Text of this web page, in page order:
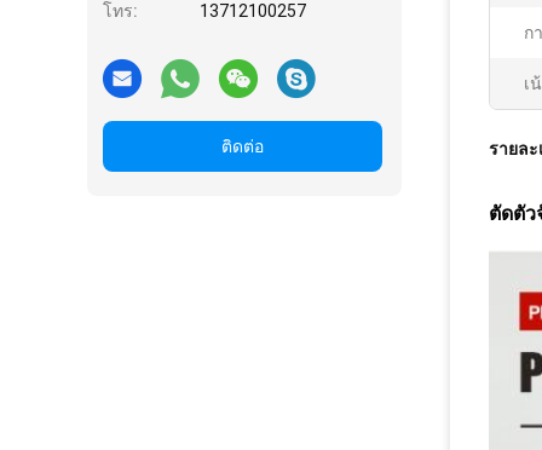
โทร: 13712100257
ติดต่อ
ก
เ
รายล
ตัดตัว